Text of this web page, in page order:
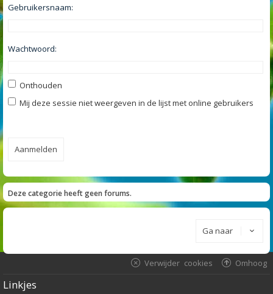
Gebruikersnaam:
Wachtwoord:
Onthouden
Mij deze sessie niet weergeven in de lijst met online gebruikers
Deze categorie heeft geen forums.
Ga naar
Omhoog
Verwijder cookies
Linkjes